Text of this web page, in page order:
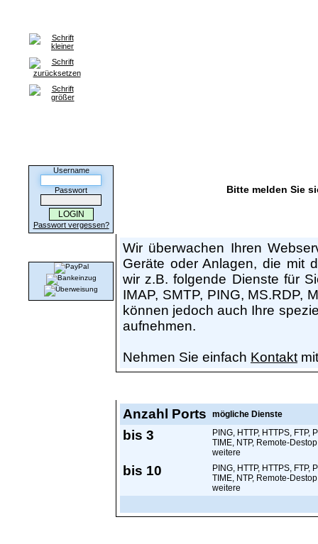
Username
Passwort
Passwort vergessen?
Bitte melden Sie
Wir überwachen Ihren
Geräte oder Anlagen, die mit
wir z.B. folgende Dienste für
IMAP, SMTP, PING, MS.RDP,
können jedoch auch Ihre
aufnehmen.
Nehmen Sie einfach Kontakt
Anzahl Ports mögliche Dienste
bis 3
PING, HTTP, HTTPS, FTP,
TIME, NTP, Remote-
weitere
bis 10
PING, HTTP, HTTPS, FTP,
TIME, NTP, Remote-
weitere